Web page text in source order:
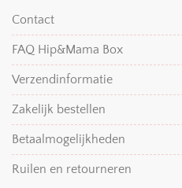
Contact
FAQ Hip&Mama Box
Verzendinformatie
Zakelijk bestellen
Betaalmogelijkheden
Ruilen en retourneren